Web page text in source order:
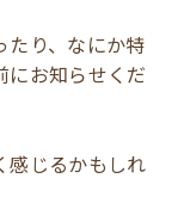
たり、なにか特
にお知らせくだ
感じるかもしれ